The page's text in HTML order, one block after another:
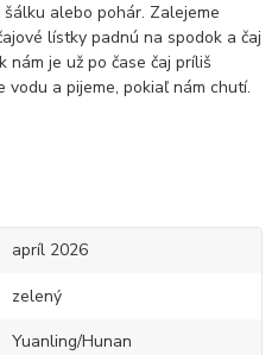
alebo pohár. Zalejeme
lístky padnú na spodok a čaj
je už po čase čaj príliš
vodu a pijeme, pokiaľ nám chutí.
apríl 2026
zelený
Yuanling/Hunan